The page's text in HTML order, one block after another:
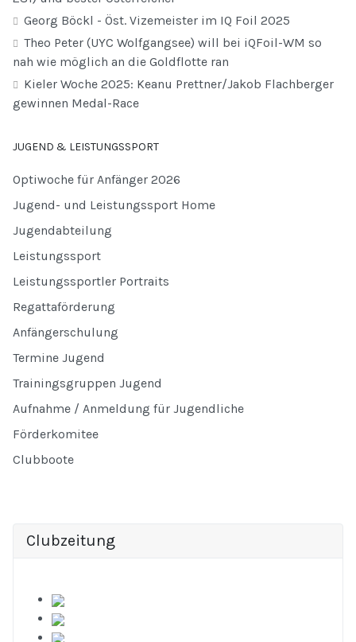
Georg Böckl - Öst. Vizemeister im IQ Foil 2025
Theo Peter (UYC Wolfgangsee) will bei iQFoil-WM so
nah wie möglich an die Goldflotte ran
Kieler Woche 2025: Keanu Prettner/Jakob Flachberger
gewinnen Medal-Race
JUGEND & LEISTUNGSSPORT
Optiwoche für Anfänger 2026
Jugend- und Leistungssport Home
Jugendabteilung
Leistungssport
Leistungssportler Portraits
Regattaförderung
Anfängerschulung
Termine Jugend
Trainingsgruppen Jugend
Aufnahme / Anmeldung für Jugendliche
Förderkomitee
Clubboote
Clubzeitung